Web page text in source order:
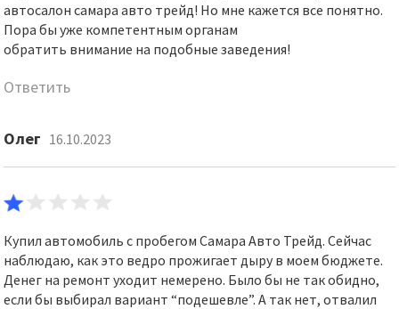
автосалон самара авто трейд! Но мне кажется все понятно.
Пора бы уже компетентным органам
обратить внимание на подобные заведения!
Ответить
Олег 16.10.2023
Купил автомобиль с пробегом Самара Авто Трейд. Сейчас
наблюдаю, как это ведро прожигает дыру в моем бюджете.
Денег на ремонт уходит немерено. Было бы не так обидно,
если бы выбирал вариант “подешевле”. А так нет, отвалил